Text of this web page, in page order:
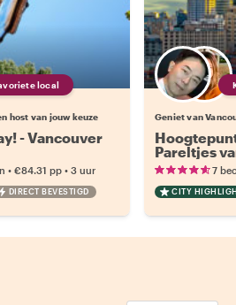
local
host van jouw keuze
- Vancouver
• €84.31 pp • 3 uur
DIRECT BEVESTIGD
Geniet van
Pareltjes
7
CITY